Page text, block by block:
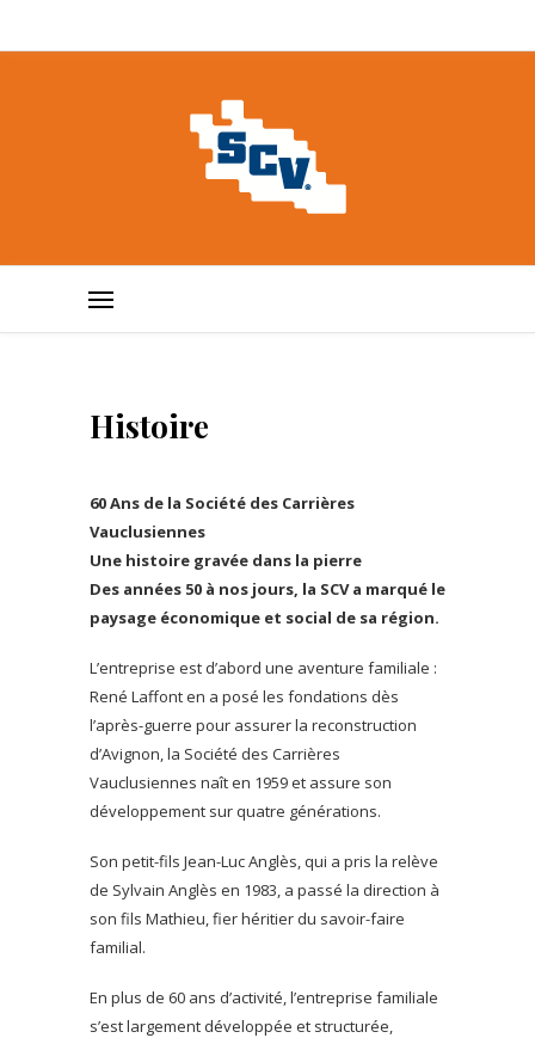
Histoire
60 Ans de la Société des Carrières
Vauclusiennes
Une histoire gravée dans la pierre
Des années 50 à nos jours, la SCV a marqué le
paysage économique et social de sa région.
L’entreprise est d’abord une aventure familiale :
René Laffont en a posé les fondations dès
l’après-guerre pour assurer la reconstruction
d’Avignon, la Société des Carrières
Vauclusiennes naît en 1959 et assure son
développement sur quatre générations.
Son petit-fils Jean-Luc Anglès, qui a pris la relève
de Sylvain Anglès en 1983, a passé la direction à
son fils Mathieu, fier héritier du savoir-faire
familial.
En plus de 60 ans d’activité, l’entreprise familiale
s’est largement développée et structurée,